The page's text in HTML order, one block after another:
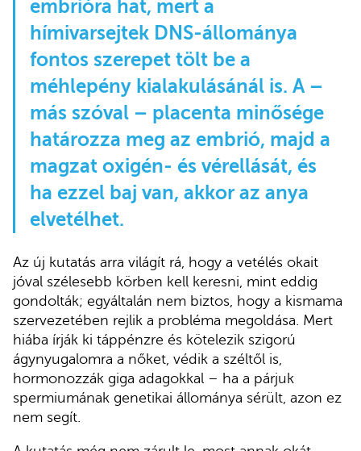
embrióra hat, mert a
hímivarsejtek DNS-állománya
fontos szerepet tölt be a
méhlepény kialakulásánál is. A –
más szóval – placenta minősége
határozza meg az embrió, majd a
magzat oxigén- és vérellását, és
ha ezzel baj van, akkor az anya
elvetélhet.
Az új kutatás arra világít rá, hogy a vetélés okait
jóval szélesebb körben kell keresni, mint eddig
gondolták; egyáltalán nem biztos, hogy a kismama
szervezetében rejlik a probléma megoldása. Mert
hiába írják ki táppénzre és kötelezik szigorú
ágynyugalomra a nőket, védik a széltől is,
hormonozzák giga adagokkal – ha a párjuk
spermiumának genetikai állománya sérült, azon ez
nem segít.